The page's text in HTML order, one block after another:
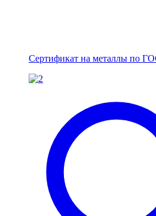
Сертификат на металлы по